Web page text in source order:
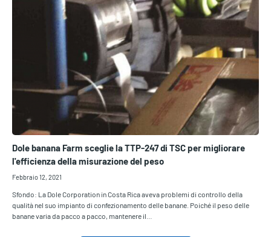
Dole banana Farm sceglie la TTP-247 di TSC per migliorare
l'efficienza della misurazione del peso
Febbraio 12, 2021
Sfondo: La Dole Corporation in Costa Rica aveva problemi di controllo della
qualità nel suo impianto di confezionamento delle banane. Poiché il peso delle
banane varia da pacco a pacco, mantenere il…